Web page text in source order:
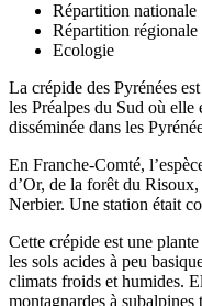
Répartition nationale
Répartition régionale
Ecologie
La crépide des Pyrénées
les Préalpes du Sud où elle
disséminée dans les
En Franche-Comté,
d’Or, de la forêt du
Nerbier. Une station était
Cette crépide est une
les sols acides à peu
climats froids et humides.
montagnardes à